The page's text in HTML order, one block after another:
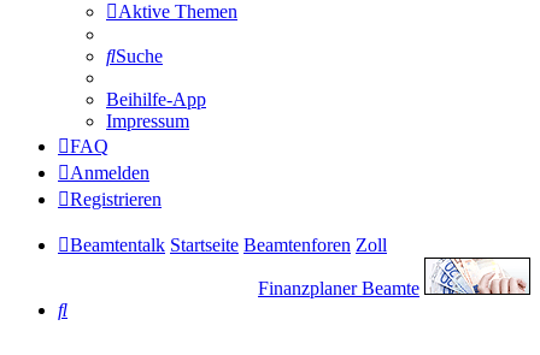
Aktive Themen
Suche
Beihilfe-App
Impressum
FAQ
Anmelden
Registrieren
Beamtentalk Startseite Beamtenforen Zoll
Finanzplaner Beamte
Suche